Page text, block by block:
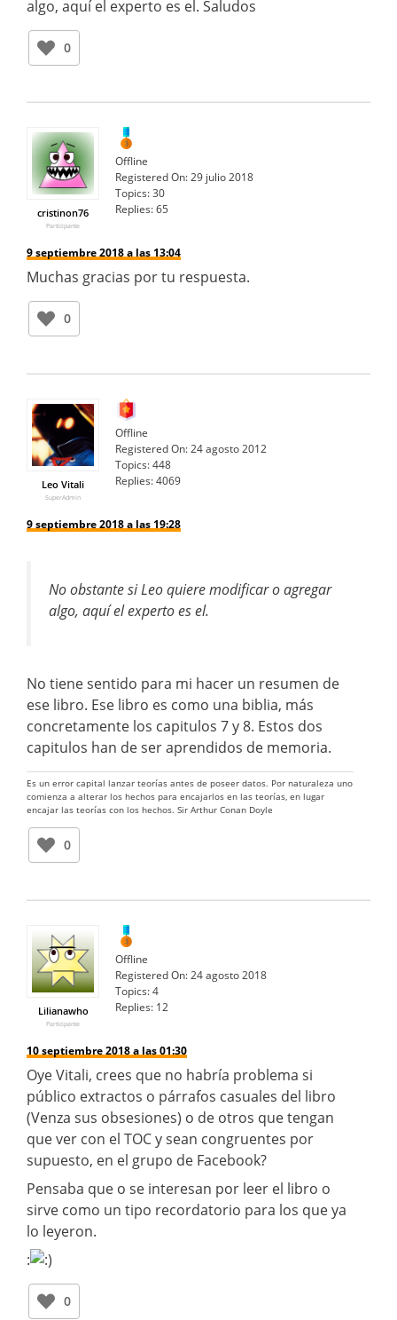
algo, aquí el experto es el. Saludos
0
cristinon76
Participante
Offline
Registered On:29 julio 2018
Topics:30
Replies:65
9 septiembre 2018 a las 13:04
Muchas gracias por tu respuesta.
0
Leo Vitali
SuperAdmin
Offline
Registered On:24 agosto 2012
Topics:448
Replies:4069
9 septiembre 2018 a las 19:28
No obstante si Leo quiere modificar o agregar
algo, aquí el experto es el.
No tiene sentido para mi hacer un resumen de
ese libro. Ese libro es como una biblia, más
concretamente los capitulos 7 y 8. Estos dos
capitulos han de ser aprendidos de memoria.
Es un error capital lanzar teorías antes de poseer datos. Por naturaleza uno
comienza a alterar los hechos para encajarlos en las teorías, en lugar
encajar las teorías con los hechos. Sir Arthur Conan Doyle
0
Lilianawho
Participante
Offline
Registered On:24 agosto 2018
Topics:4
Replies: 12
10 septiembre 2018 a las 01:30
Oye Vitali, crees que no habría problema si
público extractos o párrafos casuales del libro
(Venza sus obsesiones) o de otros que tengan
que ver con el TOC y sean congruentes por
supuesto, en el grupo de Facebook?
Pensaba que o se interesan por leer el libro o
sirve como un tipo recordatorio para los que ya
lo leyeron.
:
0